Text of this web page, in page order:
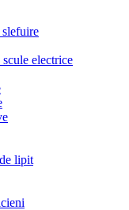
electrice
lipit